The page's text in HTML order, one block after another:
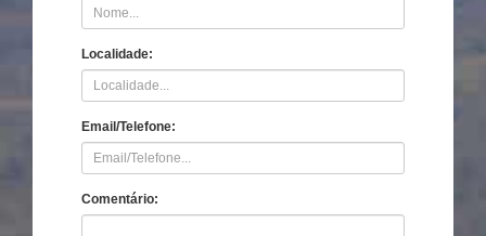
Localidade:
Email/Telefone:
Comentário: